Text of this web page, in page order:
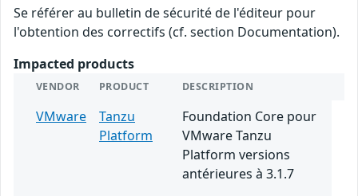
Se référer au bulletin de sécurité de l'éditeur pour
l'obtention des correctifs (cf. section Documentation).
Impacted products
VENDOR PRODUCT DESCRIPTION
VMware
Tanzu
Platform
Foundation Core pour
VMware Tanzu
Platform versions
antérieures à 3.1.7